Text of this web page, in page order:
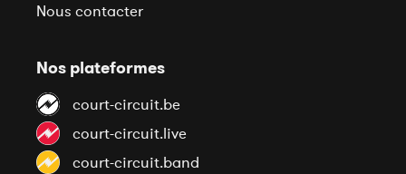
Nous contacter
Nos plateformes
court-circuit.be
court-circuit.live
court-circuit.band